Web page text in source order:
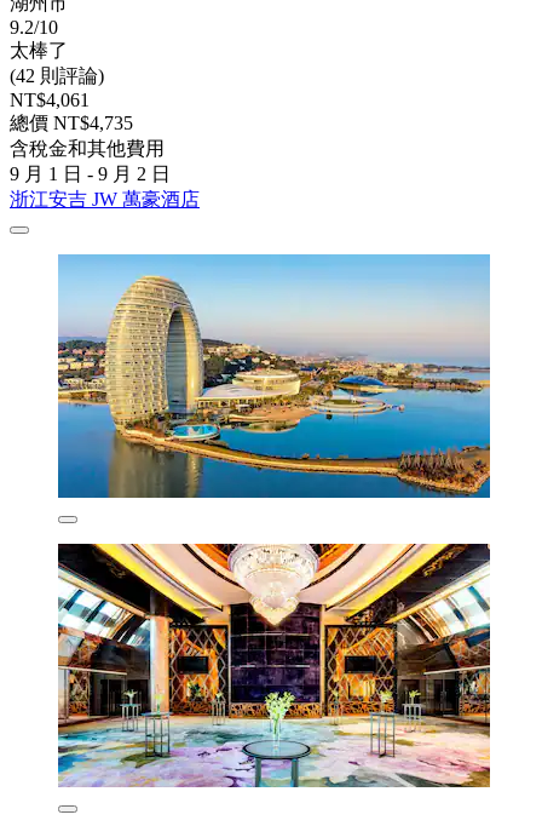
9.2/10
太棒了
(42 則評論)
NT$4,061
總價 NT$4,735
含稅金和其他費用
9 月 1 日 - 9 月 2 日
浙江安吉 JW 萬豪酒店